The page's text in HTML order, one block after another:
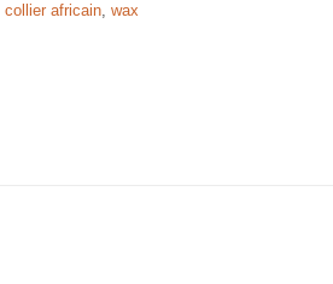
collier africain, wax